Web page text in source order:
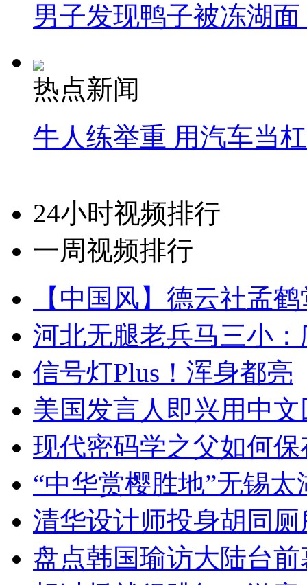
男子发现鸭子被冻湖
热点新闻
牛人练举重 用汽车当
24小时视频排行
一周视频排行
【中国风】德云社孟
河北无腿老兵马三小
信号灯Plus！浑身都亮
美国发言人即兴用中
现代密码学之父如何
“中华赏樱胜地”无锡
清华设计师投身胡同
盘点韩国瑜访大陆台